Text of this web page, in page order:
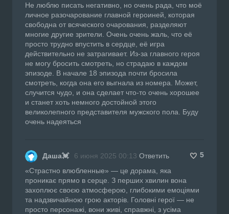
Не люблю писать негативно, но очень рада, что моё
личное разочарование главной героиней, которая
свободна от всяческого очарования, разделяют
многие другие зрители. Очень очень жаль, что её
просто трудно впустить в сердце, её игра
действительно не затрагивает. Из-за главного героя
не могу бросить смотреть, но страдаю в каждом
эпизоде. В начале 18 эпизода почти бросила
смотреть, когда она его выгнала из номера. Может,
случится чудо, и она сделает что-то очень хорошее
и станет хоть немного достойной этого
великолепного представителя мужского пола. Буду
очень надеяться
Даша💓 6 июня 2025 00:13 Ответить
5
«Страстно влюбленные» — це дорама, яка
проникає прямо в серце. З перших хвилин вона
захоплює своєю атмосферою, глибокими емоціями
та надзвичайною грою акторів. Головні герої — не
просто персонажі, вони живі, справжні, з усіма